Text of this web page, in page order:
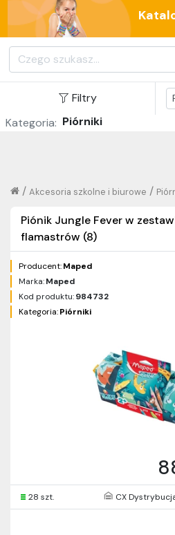
Filtry
Kategoria: Piórniki
/
Akcesoria szkolne i biurowe
/
Piónik Jungle Fever w
flamastrów (8)
Producent:Maped
Marka:Maped
Kod produktu:984732
Kategoria:Piórniki
28 szt. CX